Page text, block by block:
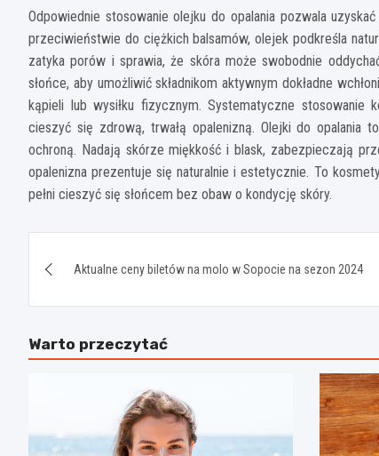
Odpowiednie stosowanie olejku do opalania pozwala
przeciwieństwie do ciężkich balsamów, olejek podkreśla
zatyka porów i sprawia, że skóra może swobodnie
słońce, aby umożliwić składnikom aktywnym dokładne
kąpieli lub wysiłku fizycznym. Systematyczne
cieszyć się zdrową, trwałą opalenizną. Olejki do opalania
ochroną. Nadają skórze miękkość i blask, zabezpieczają
opalenizna prezentuje się naturalnie i estetycznie. To
pełni cieszyć się słońcem bez obaw o kondycję skóry.
wpisuAktualne ceny biletów na molo w Sopocie na sezon 2024
Warto przeczytać